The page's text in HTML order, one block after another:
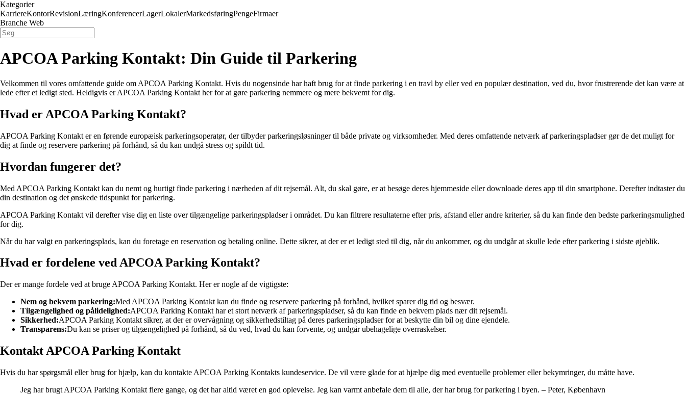
Kategorier
KarriereKontorRevisionLæringKonferencerLagerLokalerMarkedsføringPengeFirmaer
Branche Web
APCOA Parking Kontakt: Din Guide til Parkering
Velkommen til vores omfattende guide om APCOA Parking Kontakt. Hvis du nogensinde har haft brug for at finde parkering i en travl by eller ved en populær destination, ved du, hvor frustrerende det kan være at
lede efter et ledigt sted. Heldigvis er APCOA Parking Kontakt her for at gøre parkering nemmere og mere bekvemt for dig.
Hvad er APCOA Parking Kontakt?
APCOA Parking Kontakt er en førende europæisk parkeringsoperatør, der tilbyder parkeringsløsninger til både private og virksomheder. Med deres omfattende netværk af parkeringspladser gør de det muligt for
dig at finde og reservere parkering på forhånd, så du kan undgå stress og spildt tid.
Hvordan fungerer det?
Med APCOA Parking Kontakt kan du nemt og hurtigt finde parkering i nærheden af dit rejsemål. Alt, du skal gøre, er at besøge deres hjemmeside eller downloade deres app til din smartphone. Derefter indtaster du
din destination og det ønskede tidspunkt for parkering.
APCOA Parking Kontakt vil derefter vise dig en liste over tilgængelige parkeringspladser i området. Du kan filtrere resultaterne efter pris, afstand eller andre kriterier, så du kan finde den bedste parkeringsmulighed
for dig.
Når du har valgt en parkeringsplads, kan du foretage en reservation og betaling online. Dette sikrer, at der er et ledigt sted til dig, når du ankommer, og du undgår at skulle lede efter parkering i sidste øjeblik.
Hvad er fordelene ved APCOA Parking Kontakt?
Der er mange fordele ved at bruge APCOA Parking Kontakt. Her er nogle af de vigtigste:
Nem og bekvem parkering:Med APCOA Parking Kontakt kan du finde og reservere parkering på forhånd, hvilket sparer dig tid og besvær.
Tilgængelighed og pålidelighed:APCOA Parking Kontakt har et stort netværk af parkeringspladser, så du kan finde en bekvem plads nær dit rejsemål.
Sikkerhed:APCOA Parking Kontakt sikrer, at der er overvågning og sikkerhedstiltag på deres parkeringspladser for at beskytte din bil og dine ejendele.
Transparens:Du kan se priser og tilgængelighed på forhånd, så du ved, hvad du kan forvente, og undgår ubehagelige overraskelser.
Kontakt APCOA Parking Kontakt
Hvis du har spørgsmål eller brug for hjælp, kan du kontakte APCOA Parking Kontakts kundeservice. De vil være glade for at hjælpe dig med eventuelle problemer eller bekymringer, du måtte have.
Jeg har brugt APCOA Parking Kontakt flere gange, og det har altid været en god oplevelse. Jeg kan varmt anbefale dem til alle, der har brug for parkering i byen. – Peter, København